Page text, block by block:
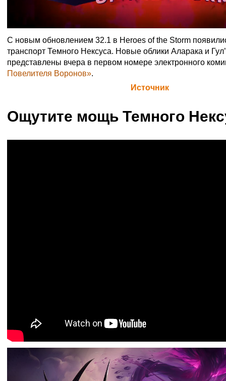
С новым обновлением 32.1 в Heroes of the Storm
транспорт Темного Нексуса. Новые облики Аларака и
представлены вчера в первом номере электронного
Повелителя Воронов».
Источник
Ощутите мощь Темного